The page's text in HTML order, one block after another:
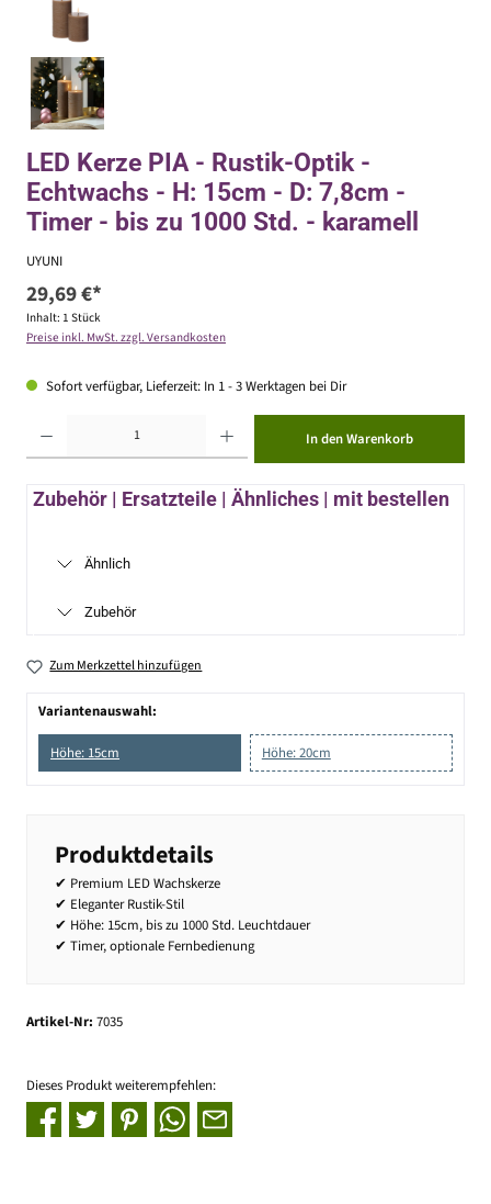
LED Kerze PIA - Rustik-Optik -
Echtwachs - H: 15cm - D: 7,8cm -
Timer - bis zu 1000 Std. - karamell
UYUNI
29,69 €*
Inhalt: 1 Stück
Preise inkl. MwSt. zzgl. Versandkosten
Sofort verfügbar, Lieferzeit: In 1 - 3 Werktagen bei Dir
In den Warenkorb
Zubehör | Ersatzteile | Ähnliches | mit bestellen
Ähnlich
Zubehör
Zum Merkzettel hinzufügen
Variantenauswahl:
Höhe: 15cm Höhe: 20cm
Produktdetails
✔ Premium LED Wachskerze
✔ Eleganter Rustik-Stil
✔ Höhe: 15cm, bis zu 1000 Std. Leuchtdauer
✔ Timer, optionale Fernbedienung
Artikel-Nr: 7035
Dieses Produkt weiterempfehlen: